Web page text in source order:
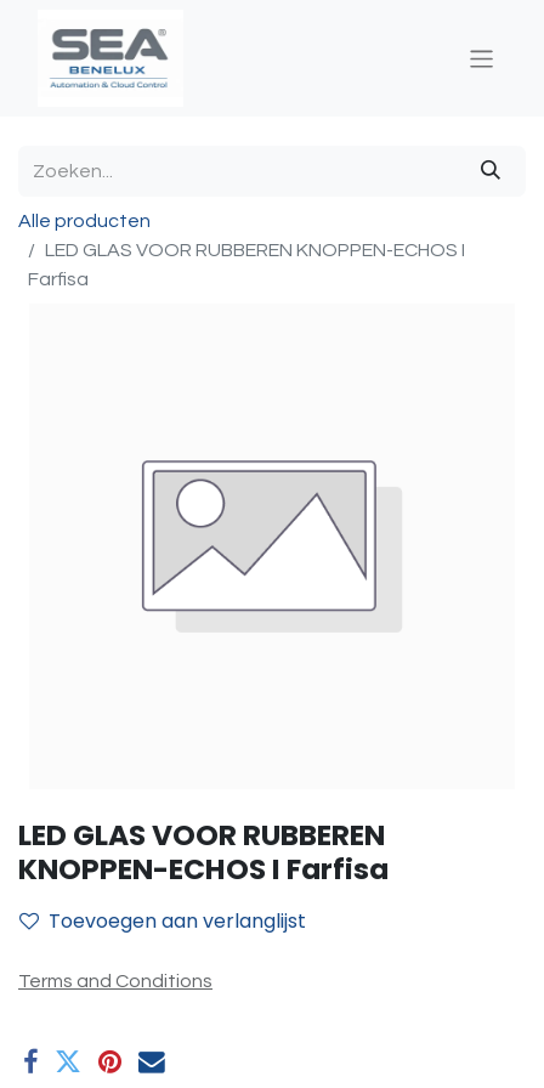
Alle producten
LED GLAS VOOR RUBBEREN KNOPPEN-ECHOS I
Farfisa
LED GLAS VOOR RUBBEREN
KNOPPEN-ECHOS I Farfisa
Toevoegen aan verlanglijst
Terms and Conditions